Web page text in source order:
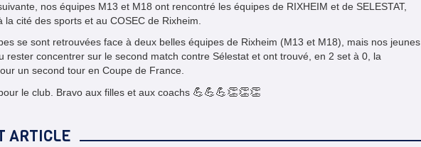
nos équipes M13 et M18 ont rencontré les équipes de RIXHEIM et de SELESTAT,
la cité des sports et au COSEC de Rixheim.
se sont retrouvées face à deux belles équipes de Rixheim (M13 et M18), mais nos jeunes
rester concentrer sur le second match contre Sélestat et ont trouvé, en 2 set à 0, la
un second tour en Coupe de France.
le club. Bravo aux filles et aux coachs 💪💪💪👏👏👏
ARTICLE